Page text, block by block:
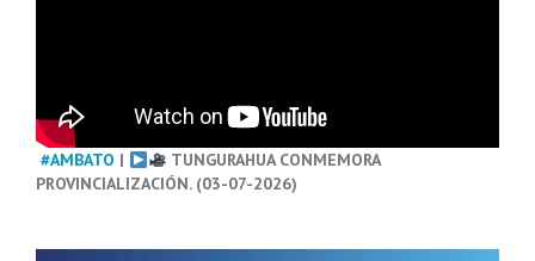
#AMBATO |
TUNGURAHUA CONMEMORA
PROVINCIALIZACIÓN. (03-07-2026)